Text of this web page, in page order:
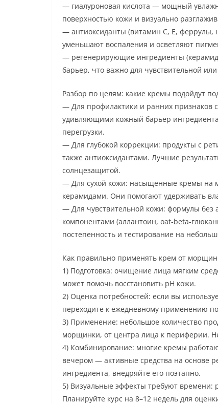
— гиалуроновая кислота — мощный
поверхностью кожи и визуально
— антиоксиданты (витамин С, Е,
уменьшают воспаления и осветляют
— регенерирующие ингредиенты
барьер, что важно для чувствительной
Разбор по целям: какие кремы подойдут
— Для профилактики и ранних признаков
удивляющими кожный барьер
перегрузки.
— Для глубокой коррекции: продукты с
также антиоксидантами. Лучшие
солнцезащитой.
— Для сухой кожи: насыщенные кремы на
керамидами. Они помогают удерживать
— Для чувствительной кожи: формулы без
компонентами (аллантоин, oat-beta-
постепенность и тестирование на
Как правильно применять крем от морщин
1) Подготовка: очищение лица мягким
может помочь восстановить pH кожи.
2) Оценка потребностей: если вы
переходите к ежедневному применению
3) Применение: небольшое количество
морщинки, от центра лица к периферии.
4) Комбинирование: многие кремы
вечером — активные средства на основе
ингредиента, внедряйте его поэтапно.
5) Визуальные эффекты требуют времени:
Планируйте курс на 8–12 недель для